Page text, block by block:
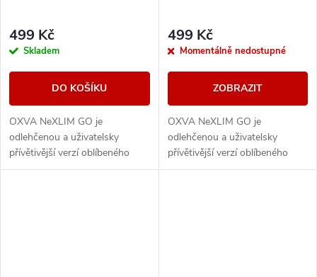
499 Kč
Skladem
DO KOŠÍKU
OXVA NeXLIM GO je
odlehčenou a uživatelsky
přívětivější verzí oblíbeného
modelu NeXLIM, která si však
499 Kč
Momentálně nedostupné
ZOBRAZIT
OXVA NeXLIM GO je
odlehčenou a uživatelsky
přívětivější verzí oblíbeného
modelu NeXLIM, která si však